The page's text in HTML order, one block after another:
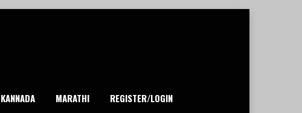
KANNADA MARATHI REGISTER/LOGIN